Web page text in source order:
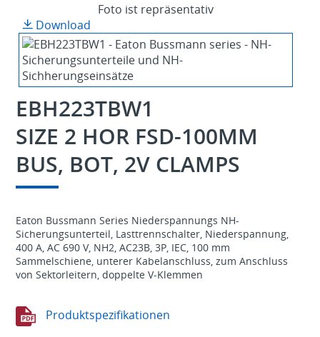
Foto ist repräsentativ
Download
EBH223TBW1
SIZE 2 HOR FSD-100MM
BUS, BOT, 2V CLAMPS
Eaton Bussmann Series Niederspannungs NH-
Sicherungsunterteil, Lasttrennschalter, Niederspannung,
400 A, AC 690 V, NH2, AC23B, 3P, IEC, 100 mm
Sammelschiene, unterer Kabelanschluss, zum Anschluss
von Sektorleitern, doppelte V-Klemmen
Produktspezifikationen